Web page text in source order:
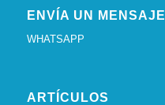
ENVÍA UN MENSAJE
WHATSAPP
ARTÍCULOS